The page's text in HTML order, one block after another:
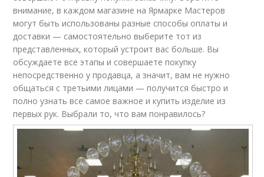
внимание, в каждом магазине на Ярмарке Мастеров
могут быть использованы разные способы оплаты и
доставки — самостоятельно выберите тот из
представленных, который устроит вас больше. Вы
обсуждаете все этапы и совершаете покупку
непосредственно у продавца, а значит, вам не нужно
общаться с третьими лицами — получится быстро и
полно узнать все самое важное и купить изделие из
первых рук. Выбрали то, что вам понравилось?